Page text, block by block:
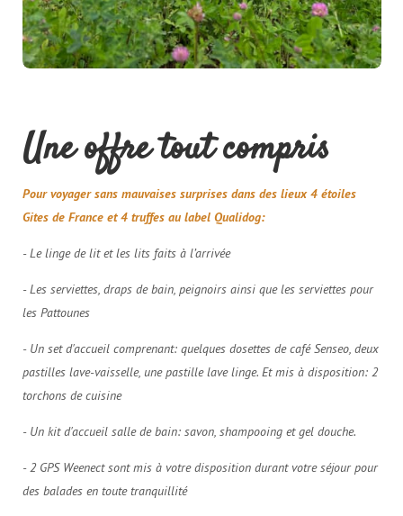
Une offre tout compris
Pour voyager sans mauvaises surprises dans des lieux 4 étoiles
Gites de France et 4 truffes au label Qualidog:
- Le linge de lit et les lits faits à l’arrivée
- Les serviettes, draps de bain, peignoirs ainsi que les serviettes pour
les Pattounes
- Un set d'accueil comprenant: quelques dosettes de café Senseo, deux
pastilles lave-vaisselle, une pastille lave linge. Et mis à disposition: 2
torchons de cuisine
- Un kit d'accueil salle de bain: savon, shampooing et gel douche.
- 2 GPS Weenect sont mis à votre disposition durant votre séjour pour
des balades en toute tranquillité